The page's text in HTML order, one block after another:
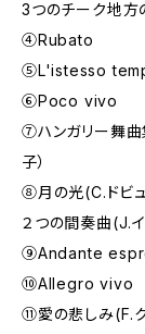
3つのチーク地方
④Rubato
⑤L'istesso
⑥Poco vivo
⑦ハンガリー舞曲
子）
⑧月の光(C.ドビ
２つの間奏曲(J.
⑨Andante
⑩Allegro vivo
⑪愛の悲しみ(F.